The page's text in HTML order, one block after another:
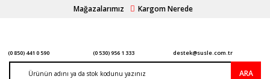
Mağazalarımız Kargom Nerede
(0 850) 441 0 590 (0 530) 956 1 333 destek@susle.com.tr
ARA